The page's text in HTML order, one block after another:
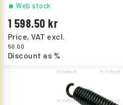
Price, VAT excl.
1 598.50
Discount as %
50.00
Web stock